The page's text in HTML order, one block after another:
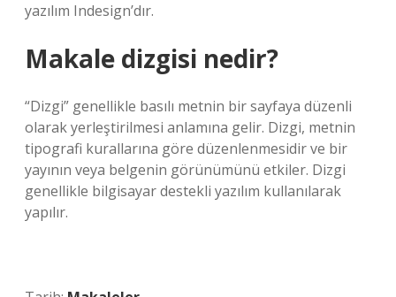
yazılım Indesign’dır.
Makale dizgisi nedir?
“Dizgi” genellikle basılı metnin bir sayfaya düzenli
olarak yerleştirilmesi anlamına gelir. Dizgi, metnin
tipografi kurallarına göre düzenlenmesidir ve bir
yayının veya belgenin görünümünü etkiler. Dizgi
genellikle bilgisayar destekli yazılım kullanılarak
yapılır.